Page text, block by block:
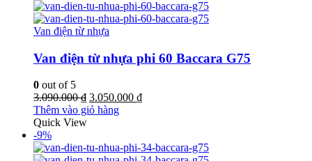
Van điện từ nhựa
Van điện từ nhựa phi 60 Baccara G75
0 out of 5
3.090.000₫ Giá
gốc
3.050.000 ₫Giá
3.050.000 ₫.
Thêm vào giỏ hàng
Quick View
-9%